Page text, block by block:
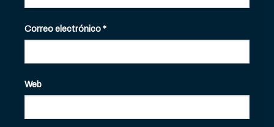
Correo electrónico*
Web